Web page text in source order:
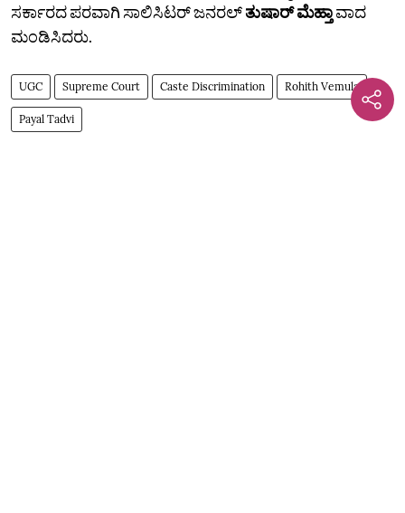
ಸರ್ಕಾರದ ಪರವಾಗಿ ಸಾಲಿಸಿಟರ್‌ ಜನರಲ್‌ತುಷಾರ್‌ ಮೆಹ್ತಾವಾದ
ಮಂಡಿಸಿದರು.
UGC Supreme Court Caste Discrimination Rohith Vemula
Payal Tadvi